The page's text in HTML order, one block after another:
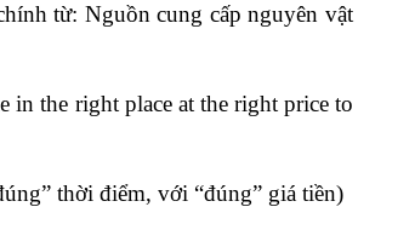
từ: Nguồn cung cấp nguyên vật
the right place at the right price to
thời điểm, với “đúng” giá tiền)